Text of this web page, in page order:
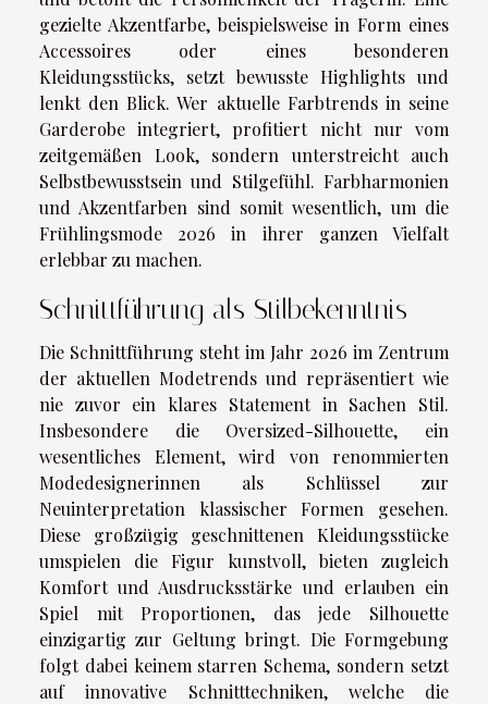
gezielte Akzentfarbe, beispielsweise in Form eines
Accessoires oder eines besonderen
Kleidungsstücks, setzt bewusste Highlights und
lenkt den Blick. Wer aktuelle Farbtrends in seine
Garderobe integriert, profitiert nicht nur vom
zeitgemäßen Look, sondern unterstreicht auch
Selbstbewusstsein und Stilgefühl. Farbharmonien
und Akzentfarben sind somit wesentlich, um die
Frühlingsmode 2026 in ihrer ganzen Vielfalt
erlebbar zu machen.
Schnittführung als Stilbekenntnis
Die Schnittführung steht im Jahr 2026 im Zentrum
der aktuellen Modetrends und repräsentiert wie
nie zuvor ein klares Statement in Sachen Stil.
Insbesondere die Oversized-Silhouette, ein
wesentliches Element, wird von renommierten
Modedesignerinnen als Schlüssel zur
Neuinterpretation klassischer Formen gesehen.
Diese großzügig geschnittenen Kleidungsstücke
umspielen die Figur kunstvoll, bieten zugleich
Komfort und Ausdrucksstärke und erlauben ein
Spiel mit Proportionen, das jede Silhouette
einzigartig zur Geltung bringt. Die Formgebung
folgt dabei keinem starren Schema, sondern setzt
auf innovative Schnitttechniken, welche die